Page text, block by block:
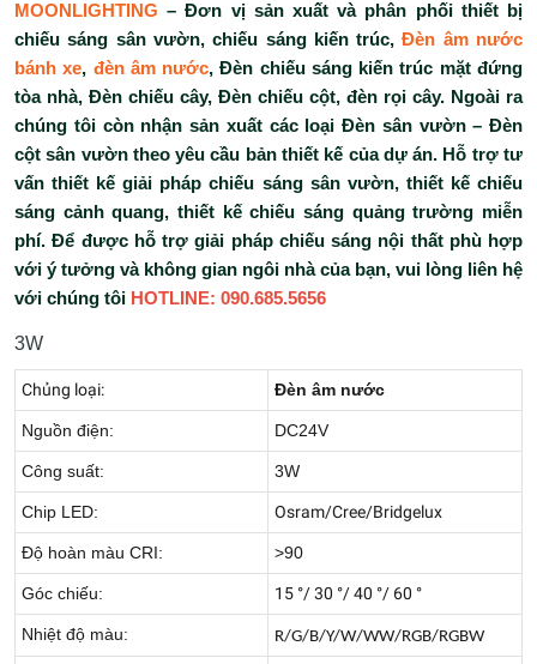
MOONLIGHTING – Đơn vị sản xuất và phân phối thiết bị
chiếu sáng sân vườn, chiếu sáng kiến trúc,Đèn âm nước
bánh xe, đèn âm nước, Đèn chiếu sáng kiến trúc mặt đứng
tòa nhà, Đèn chiếu cây, Đèn chiếu cột, đèn rọi cây. Ngoài ra
chúng tôi còn nhận sản xuất các loại Đèn sân vườn – Đèn
cột sân vườn theo yêu cầu bản thiết kế của dự án. Hỗ trợ tư
vấn thiết kế giải pháp chiếu sáng sân vườn, thiết kế chiếu
sáng cảnh quang, thiết kế chiếu sáng quảng trường miễn
phí. Để được hỗ trợ giải pháp chiếu sáng nội thất phù hợp
với ý tưởng và không gian ngôi nhà của bạn, vui lòng liên hệ
với chúng tôi HOTLINE: 090.685.5656
3W
Chủng loại: Đèn âm nước
Nguồn điện: DC24V
Công suất: 3W
Chip LED: Osram/Cree/Bridgelux
Độ hoàn màu CRI: >90
Góc chiếu: 15 °/ 30 °/ 40 °/ 60 °
Nhiệt độ màu: R/G/B/Y/W/WW/RGB/RGBW